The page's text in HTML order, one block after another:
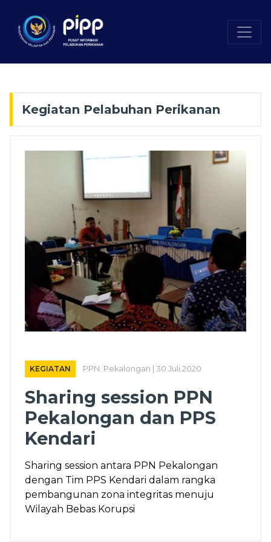
Kegiatan Pelabuhan Perikanan
KEGIATAN PPN. Pekalongan | 30 Juli 2020
Sharing session PPN
Pekalongan dan PPS
Kendari
Sharing session antara PPN Pekalongan
dengan Tim PPS Kendari dalam rangka
pembangunan zona integritas menuju
Wilayah Bebas Korupsi